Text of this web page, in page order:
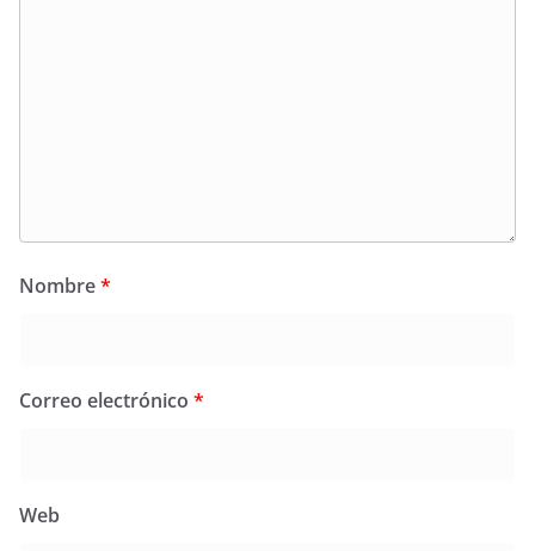
Nombre*
Correo electrónico *
Web